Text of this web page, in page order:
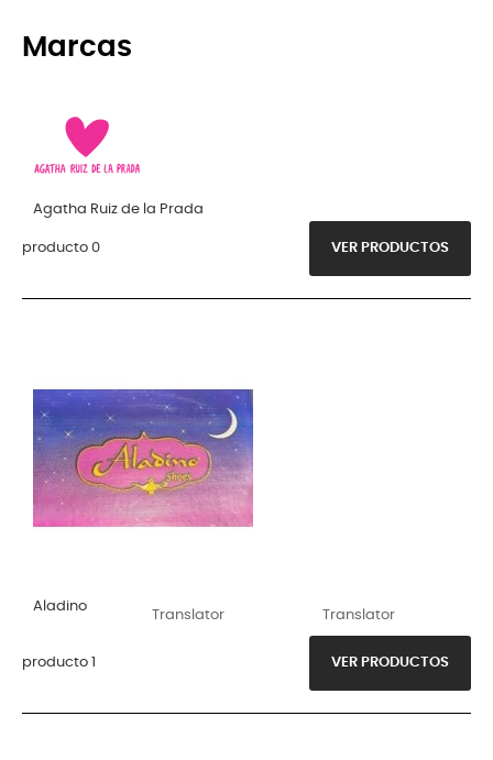
Marcas
Agatha Ruiz de la Prada
producto 0 VER PRODUCTOS
Aladino
Translator Translator
producto 1 VER PRODUCTOS